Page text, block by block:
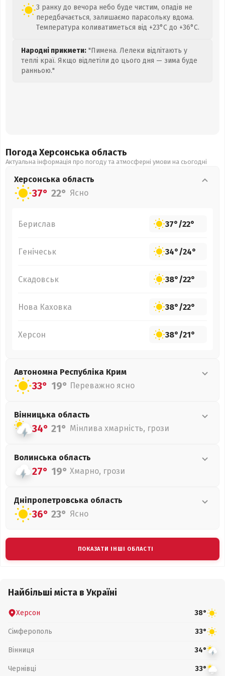
З ранку до вечора небо буде чистим, опадів не
передбачається, залишаємо парасольку вдома.
Температура коливатиметься від +23°C до +36°C.
Народні прикмети: "Пимена. Лелеки відлітають у
теплі краї. Якщо відлетіли до цього дня — зима буде
ранньою."
Погода Херсонська область
Актуальна інформація про погоду та атмосферні умови на сьогодні
Херсонська область
37° 22° Ясно
Берислав 37°/22°
Генічеськ 34°/24°
Скадовськ 38°/22°
Нова Каховка 38°/22°
Херсон 38°/21°
Автономна Республіка Крим
33° 19° Переважно ясно
Вінницька область
34° 21° Мінлива хмарність, грози
Волинська область
27° 19° Хмарно, грози
Дніпропетровська область
36° 23° Ясно
ПОКАЗАТИ ІНШІ ОБЛАСТІ
Найбільші міста в Україні
Херсон 38°
Сімферополь 33°
Вінниця 34°
Чернівці 33°